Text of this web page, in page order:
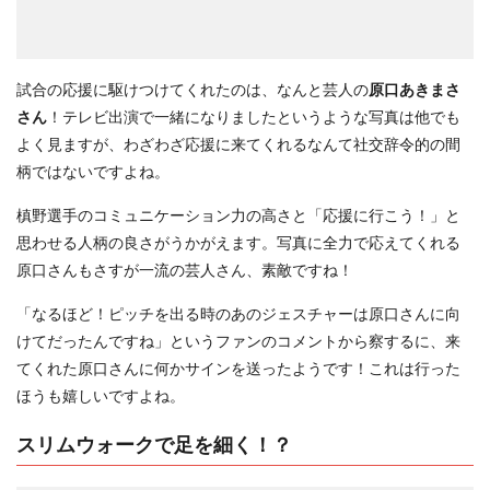
試合の応援に駆けつけてくれたのは、なんと芸人の原口あきまさ
さん ！テレビ出演で一緒になりましたというような写真は他でも
よく見ますが、わざわざ応援に来てくれるなんて社交辞令的の間
柄ではないですよね。
槙野選手のコミュニケーション力の高さと「応援に行こう！」と
思わせる人柄の良さがうかがえます。写真に全力で応えてくれる
原口さんもさすが一流の芸人さん、素敵ですね！
「なるほど！ピッチを出る時のあのジェスチャーは原口さんに向
けてだったんですね」というファンのコメントから察するに、来
てくれた原口さんに何かサインを送ったようです！これは行った
ほうも嬉しいですよね。
スリムウォークで足を細く！？